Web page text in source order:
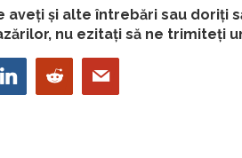
aveți și alte întrebări sau doriți
nu ezitați să ne trimiteți